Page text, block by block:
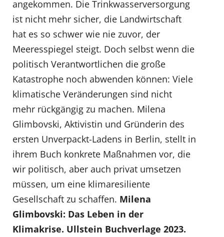
angekommen. Die Trinkwasserversorgung
ist nicht mehr sicher, die Landwirtschaft
hat es so schwer wie nie zuvor, der
Meeresspiegel steigt. Doch selbst wenn die
politisch Verantwortlichen die große
Katastrophe noch abwenden können: Viele
klimatische Veränderungen sind nicht
mehr rückgängig zu machen. Milena
Glimbovski, Aktivistin und Gründerin des
ersten Unverpackt-Ladens in Berlin, stellt in
ihrem Buch konkrete Maßnahmen vor, die
wir politisch, aber auch privat umsetzen
müssen, um eine klimaresiliente
Gesellschaft zu schaffen. Milena
Glimbovski: Das Leben in der
Klimakrise. Ullstein Buchverlage 2023.